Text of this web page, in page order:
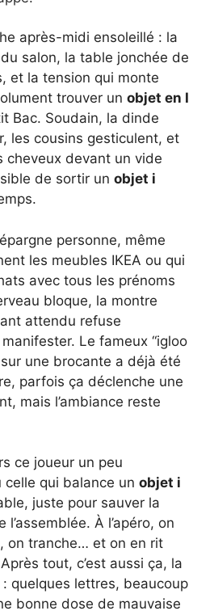
après-midi ensoleillé : la
salon, la table jonchée de
et la tension qui monte
trouver un objet en I
Bac. Soudain, la dinde
les cousins gesticulent, et
cheveux devant un vide
de sortir un objet i
personne, même
les meubles IKEA ou qui
avec tous les prénoms
bloque, la montre
attendu refuse
Le fameux “igloo
une brocante a déjà été
parfois ça déclenche une
mais l’ambiance reste
ce joueur un peu
celle qui balance un objet i
juste pour sauver la
À l’apéro, on
on tranche… et on en rit
tout, c’est aussi ça, la
quelques lettres, beaucoup
bonne dose de mauvaise